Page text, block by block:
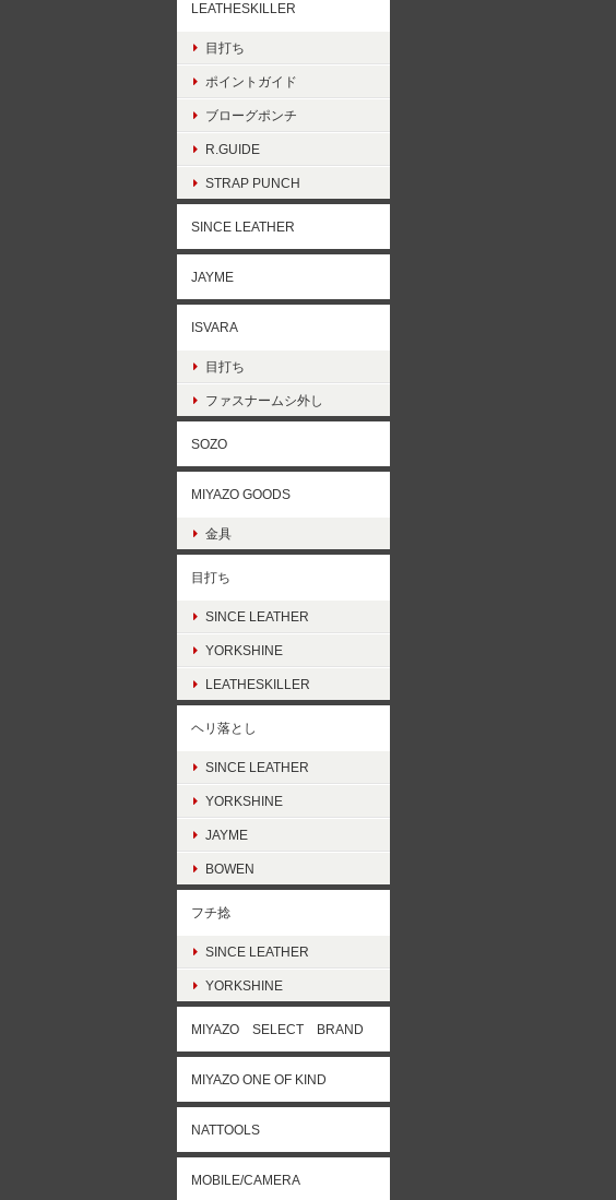
LEATHESKILLER
目打ち
ポイントガイド
ブローグポンチ
R.GUIDE
STRAP PUNCH
SINCE LEATHER
JAYME
ISVARA
目打ち
ファスナームシ外し
SOZO
MIYAZO GOODS
金具
目打ち
SINCE LEATHER
YORKSHINE
LEATHESKILLER
ヘリ落とし
SINCE LEATHER
YORKSHINE
JAYME
BOWEN
フチ捻
SINCE LEATHER
YORKSHINE
MIYAZO SELECT BRAND
MIYAZO ONE OF KIND
NATTOOLS
MOBILE/CAMERA